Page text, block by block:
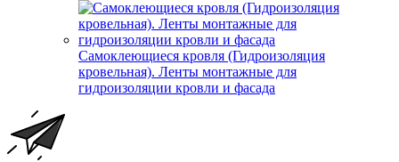
Самоклеющиеся кровля (Гидроизоляция
кровельная). Ленты монтажные для
гидроизоляции кровли и фасада